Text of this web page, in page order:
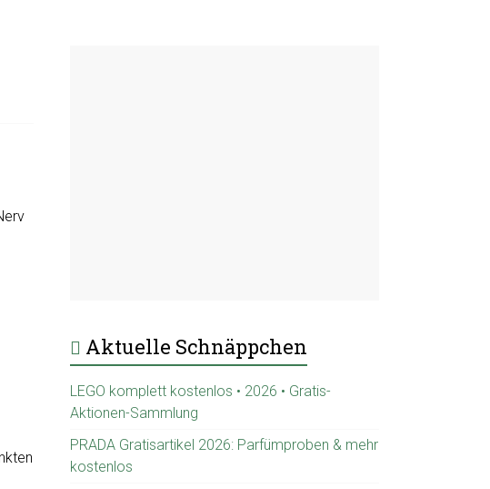
Aktuelle Schnäppchen
LEGO komplett kostenlos • 2026 • Gratis-
Aktionen-Sammlung
PRADA Gratisartikel 2026: Parfümproben & mehr
kostenlos